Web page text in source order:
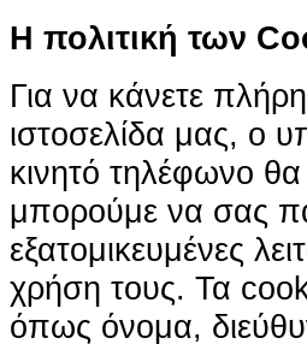
H πολιτική των
Για να κάνετε
ιστοσελίδα μας, ο
κινητό τηλέφωνο
μπορούμε να σας
εξατομικευμένες
χρήση τους. Τα
όπως όνομα,